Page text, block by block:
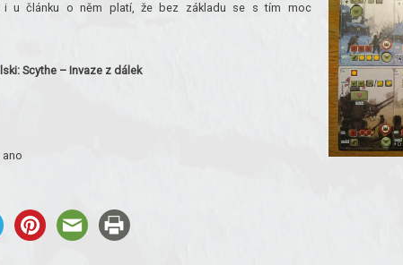
i u článku o něm platí, že bez základu se s tím moc
Scythe – Invaze z dálek
ano